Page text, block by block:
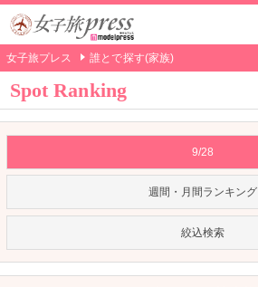
女子旅プレス 誰とで探す(家族)
Spot Ranking
9/28
週間・月間ランキング
絞込検索